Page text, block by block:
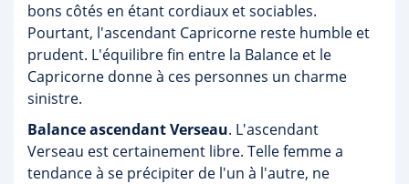
bons côtés en étant cordiaux et sociables.
Pourtant, l'ascendant Capricorne reste humble et
prudent. L'équilibre fin entre la Balance et le
Capricorne donne à ces personnes un charme
sinistre.
Balance ascendant Verseau. L'ascendant
Verseau est certainement libre. Telle femme a
tendance à se précipiter de l'un à l'autre, ne